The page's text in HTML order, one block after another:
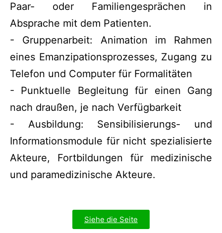
Paar- oder Familiengesprächen in
Absprache mit dem Patienten.
- Gruppenarbeit: Animation im Rahmen
eines Emanzipationsprozesses, Zugang zu
Telefon und Computer für Formalitäten
- Punktuelle Begleitung für einen Gang
nach draußen, je nach Verfügbarkeit
- Ausbildung: Sensibilisierungs- und
Informationsmodule für nicht spezialisierte
Akteure, Fortbildungen für medizinische
und paramedizinische Akteure.
Siehe die Seite